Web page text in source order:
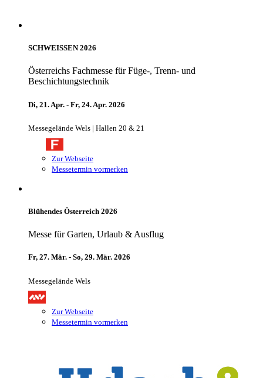
SCHWEISSEN 2026
Österreichs Fachmesse für Füge-, Trenn- und
Beschichtungstechnik
Di, 21. Apr. - Fr, 24. Apr. 2026
Messegelände Wels | Hallen 20 & 21
Zur Webseite
Messetermin vormerken
Blühendes Österreich 2026
Messe für Garten, Urlaub & Ausflug
Fr, 27. Mär. - So, 29. Mär. 2026
Messegelände Wels
Zur Webseite
Messetermin vormerken